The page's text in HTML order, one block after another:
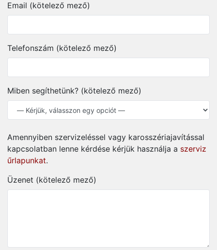
Email (kötelező mező)
Telefonszám (kötelező mező)
Miben segíthetünk? (kötelező mező)
Amennyiben szervizeléssel vagy karosszériajavítással
kapcsolatban lenne kérdése kérjük használja a szerviz
űrlapunkat.
Üzenet (kötelező mező)